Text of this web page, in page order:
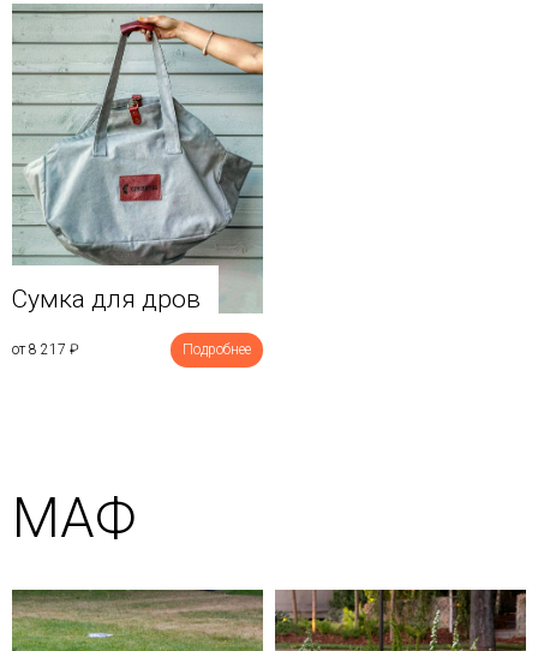
Сумка для дров
от 8 217 ₽ Подробнее
МАФ